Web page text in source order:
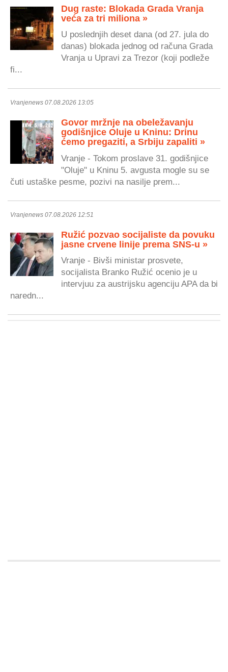
Dug raste: Blokada Grada Vranja
veća za tri miliona »
U poslednjih deset dana (od 27. jula do
danas) blokada jednog od računa Grada
Vranja u Upravi za Trezor (koji podleže
fi...
Vranjenews 07.08.2026 13:05
Govor mržnje na obeležavanju
godišnjice Oluje u Kninu: Drinu
ćemo pregaziti, a Srbiju zapaliti »
Vranje - Tokom proslave 31. godišnjice
"Oluje" u Kninu 5. avgusta mogle su se
čuti ustaške pesme, pozivi na nasilje prem...
Vranjenews 07.08.2026 12:51
Ružić pozvao socijaliste da povuku
jasne crvene linije prema SNS-u »
Vranje - Bivši ministar prosvete,
socijalista Branko Ružić ocenio je u
intervjuu za austrijsku agenciju APA da bi
naredn...